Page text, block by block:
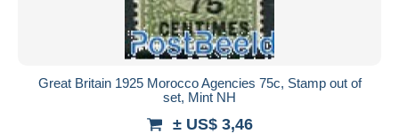
Great Britain 1925 Morocco Agencies 75c, Stamp out of
set, Mint NH
± US$ 3,46